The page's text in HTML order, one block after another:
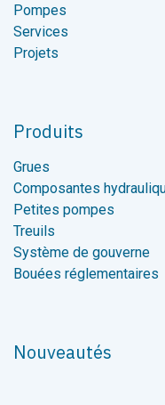
Pompes
Services
Projets
Produits
Grues
Composantes
Petites pompes
Treuils
Système de gouverne
Bouées réglementaires
Nouveautés